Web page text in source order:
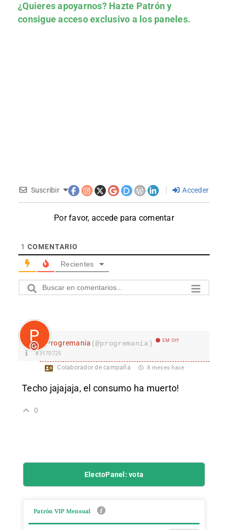
¿Quieres apoyarnos? Hazte Patróny
consigue acceso exclusivo a los paneles.
Suscribir Acceder
Por favor, accede para comentar
1 COMENTARIO
Recientes
Progremania (@progremania) EM Off
#3170725
Colaborador de campaña 8 meses hace
Techo jajajaja, el consumo ha muerto!
0
ElectoPanel: vota
Patrón VIP Mensual